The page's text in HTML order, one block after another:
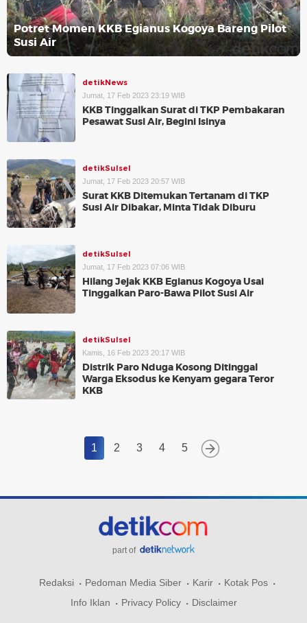
Potret Momen KKB Egianus Kogoya Bareng Pilot
Susi Air
detikNews
Jumat, 17 Feb 2023 23:19 WIB
KKB Tinggalkan Surat di TKP Pembakaran
Pesawat Susi Air, Begini Isinya
detikSulsel
Jumat, 17 Feb 2023 20:57 WIB
Surat KKB Ditemukan Tertanam di TKP
Susi Air Dibakar, Minta Tidak Diburu
detikSulsel
Jumat, 17 Feb 2023 07:06 WIB
Hilang Jejak KKB Egianus Kogoya Usai
Tinggalkan Paro-Bawa Pilot Susi Air
detikSulsel
Kamis, 16 Feb 2023 20:17 WIB
Distrik Paro Nduga Kosong Ditinggal
Warga Eksodus ke Kenyam gegara Teror
KKB
1 2 3 4 5
part of
Redaksi Pedoman Media Siber Karir
Kotak Pos
Info Iklan
Privacy Policy Disclaimer